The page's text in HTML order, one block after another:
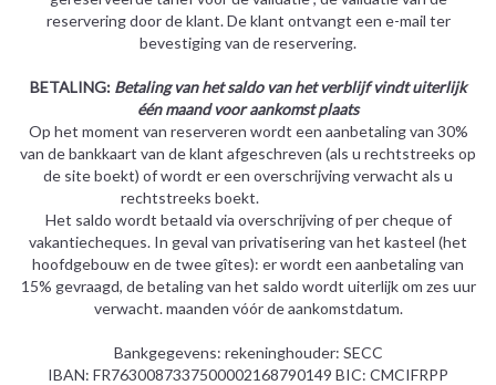
reservering door de klant. De klant ontvangt een e-mail ter
bevestiging van de reservering.
BETALING: Betaling van het saldo van het verblijf vindt uiterlijk
één maand voor aankomst plaats
Op het moment van reserveren wordt een aanbetaling van 30%
van de bankkaart van de klant afgeschreven (als u rechtstreeks op
de site boekt) of wordt er een overschrijving verwacht als u
rechtstreeks boekt.
Het saldo wordt betaald via overschrijving of per cheque of
vakantiecheques. In geval van privatisering van het kasteel (het
hoofdgebouw en de twee gîtes): er wordt een aanbetaling van
15% gevraagd, de betaling van het saldo wordt uiterlijk om zes uur
verwacht. maanden vóór de aankomstdatum.
Bankgegevens: rekeninghouder: SECC
IBAN: FR7630087337500002168790149 BIC: CMCIFRPP